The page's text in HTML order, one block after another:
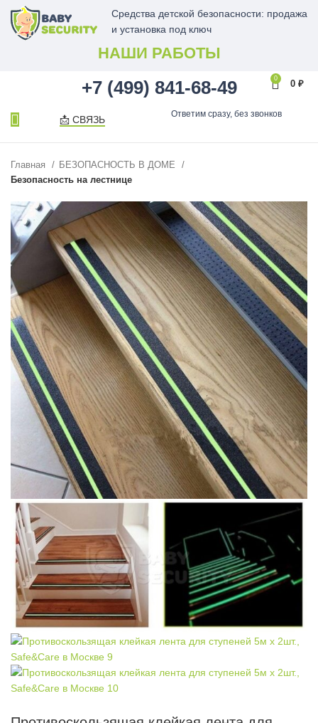
Средства детской безопасности: продажа
и установка под ключ
НАШИ РАБОТЫ
+7 (499) 841-68-49 0
0 ₽
📩 СВЯЗЬ Ответим сразу, без звонков
Главная
БЕЗОПАСНОСТЬ В ДОМЕ
Безопасность на лестнице